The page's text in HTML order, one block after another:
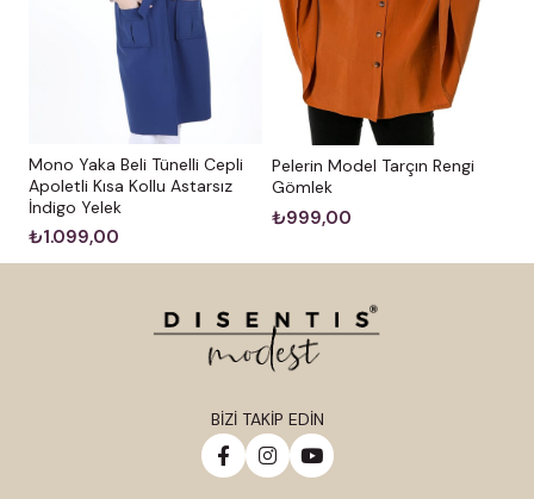
Mono Yaka Beli Tünelli Cepli
Apoletli Kısa Kollu Astarsız
İndigo Yelek
₺1.099,00
Pelerin Model Tarçın Rengi
Gömlek
₺999,00
BİZİ TAKİP EDİN